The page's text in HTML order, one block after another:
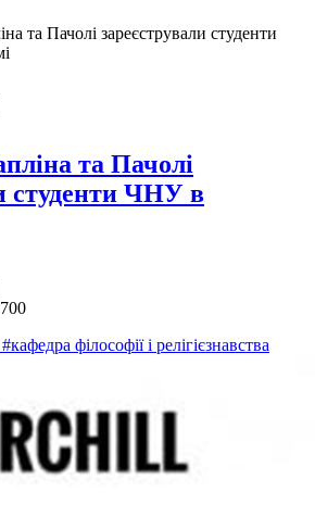
та Пачолі зареєстрували студенти
та Пачолі
студенти ЧНУ в
#кафедра філософії і релігієзнавства